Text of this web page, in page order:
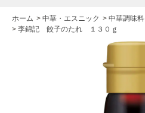
ホーム > 中華・エスニック > 中華調味料
> 李錦記 餃子のたれ １３０ｇ